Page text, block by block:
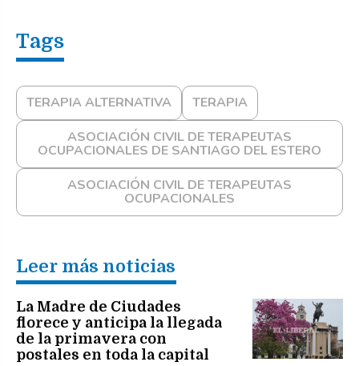
TERAPIA ALTERNATIVA
TERAPIA
ASOCIACIÓN CIVIL DE TERAPEUTAS
OCUPACIONALES DE SANTIAGO DEL ESTERO
ASOCIACIÓN CIVIL DE TERAPEUTAS
OCUPACIONALES
Leer más noticias
La Madre de Ciudades
florece y anticipa la llegada
de la primavera con
postales en toda la capital